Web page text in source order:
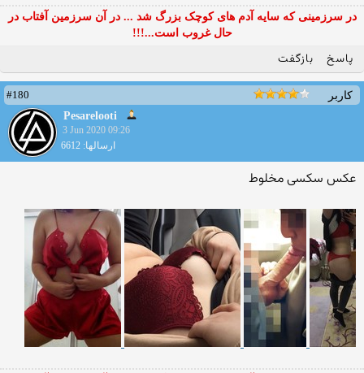
در سرزمینی که سایه آدم های کوچک بزرگ شد ... در آن سرزمین آفتاب در
حال غروب است...!!!
پاسخ بازگفت
کاربر
#180
Pesarelooti
3 Jun 2020 09:26
ارسالها: 6612
عکس سکسی مخلوط